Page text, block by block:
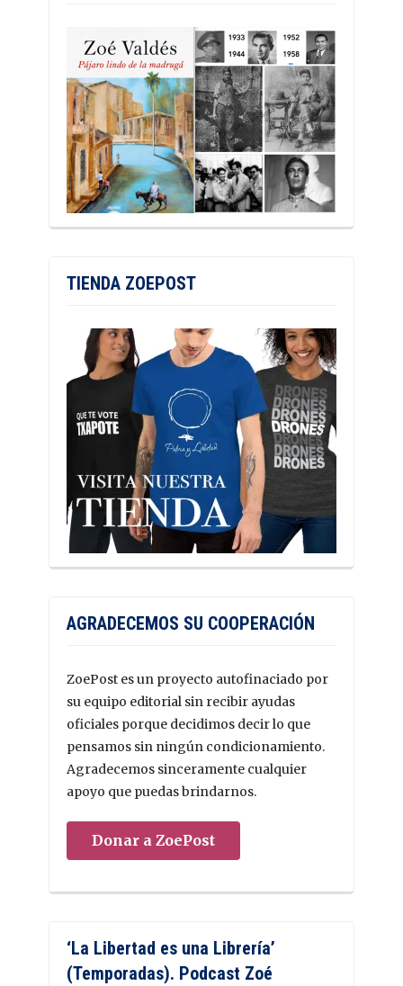
TIENDA ZOEPOST
AGRADECEMOS SU COOPERACIÓN
ZoePost es un proyecto autofinaciado por
su equipo editorial sin recibir ayudas
oficiales porque decidimos decir lo que
pensamos sin ningún condicionamiento.
Agradecemos sinceramente cualquier
apoyo que puedas brindarnos.
Donar a ZoePost
‘La Libertad es una Librería’
(Temporadas). Podcast Zoé